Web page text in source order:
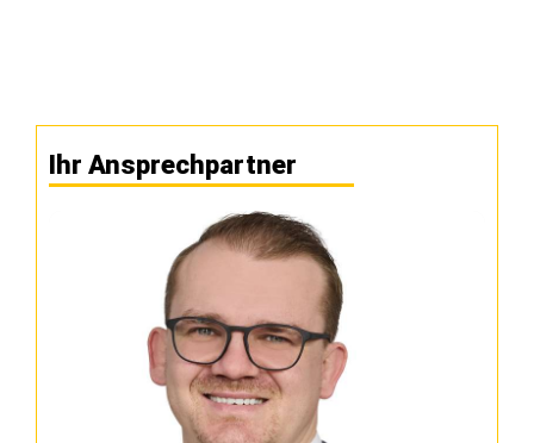
Ihr Ansprechpartner